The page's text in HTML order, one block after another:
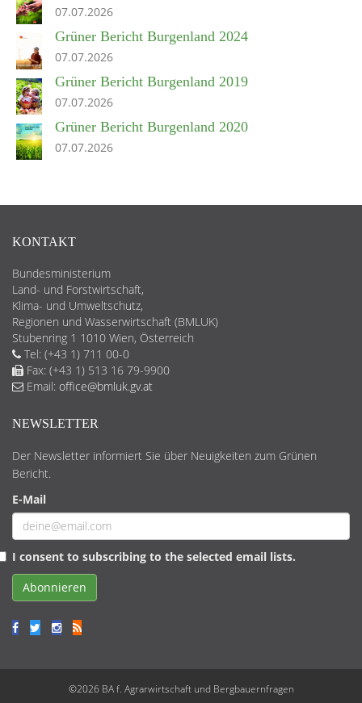
07.07.2026
Grüner Bericht Burgenland 2024
07.07.2026
Grüner Bericht Burgenland 2019
07.07.2026
Grüner Bericht Burgenland 2020
07.07.2026
KONTAKT
Bundesministerium
Land- und Forstwirtschaft,
Klima- und Umweltschutz,
Regionen und Wasserwirtschaft (BMLUK)
Stubenring 1 1010 Wien, Österreich
Tel: (+43 1) 711 00-0
Fax: (+43 1) 513 16 79-9900
Email: office@bmluk.gv.at
NEWSLETTER
Der Newsletter informiert Sie über Neuigkeiten zum Grünen
Bericht.
E-Mail
I consent to subscribing to the selected email lists.
Abonnieren
©2026 BA f. Agrarwirtschaft und Bergbauernfragen